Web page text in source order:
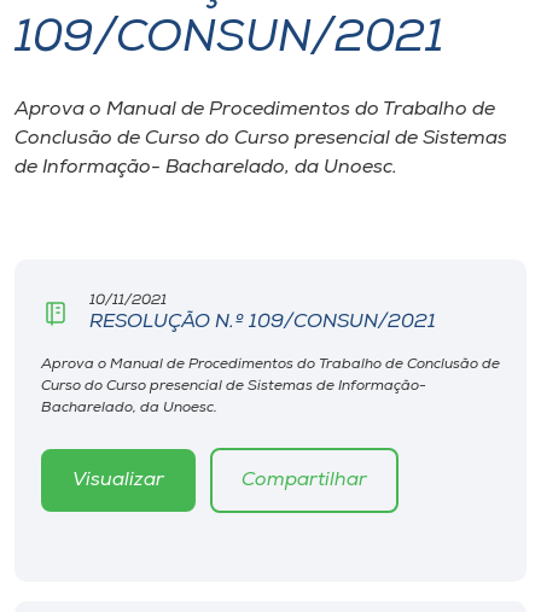
I.nova
Diplomados
Editora
Rádio
109/CONSUN/2021
Aprova o Manual de Procedimentos do Trabalho de
Conclusão de Curso do Curso presencial de Sistemas
de Informação- Bacharelado, da Unoesc.
10/11/2021
RESOLUÇÃO N.º 109/CONSUN/2021
Aprova o Manual de Procedimentos do Trabalho de Conclusão de
Curso do Curso presencial de Sistemas de Informação-
Bacharelado, da Unoesc.
Visualizar Compartilhar